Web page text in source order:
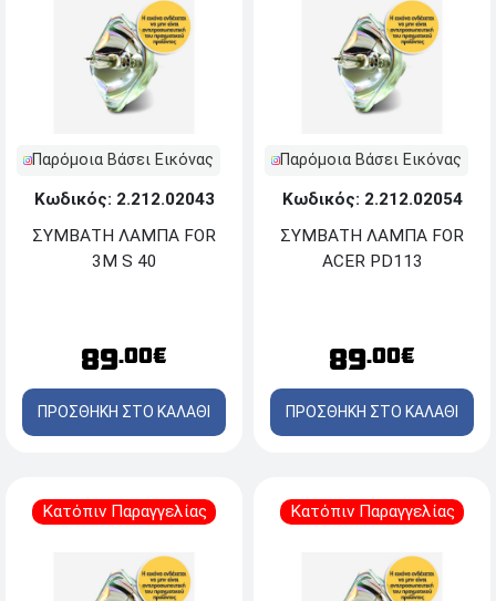
Παρόμοια Βάσει Εικόνας
Κωδικός: 2.212.02043
ΣΥΜΒΑΤΗ ΛΑΜΠΑ FOR
3M S 40
89.00€
ΠΡΟΣΘΗΚΗ ΣΤΟ ΚΑΛΑΘΙ
Παρόμοια Βάσει Εικόνας
Κωδικός: 2.212.02054
ΣΥΜΒΑΤΗ ΛΑΜΠΑ FOR
ACER PD113
89.00€
ΠΡΟΣΘΗΚΗ ΣΤΟ ΚΑΛΑΘΙ
Κατόπιν Παραγγελίας Κατόπιν Παραγγελίας